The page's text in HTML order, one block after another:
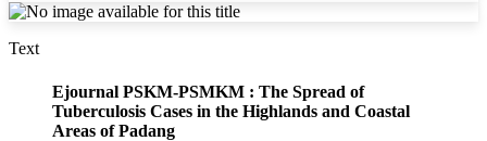
Text
Ejournal PSKM-PSMKM : The Spread of
Tuberculosis Cases in the Highlands and Coastal
Areas of Padang